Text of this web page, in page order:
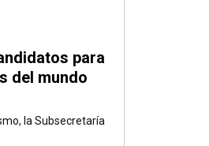
para
del mundo
la Subsecretaría